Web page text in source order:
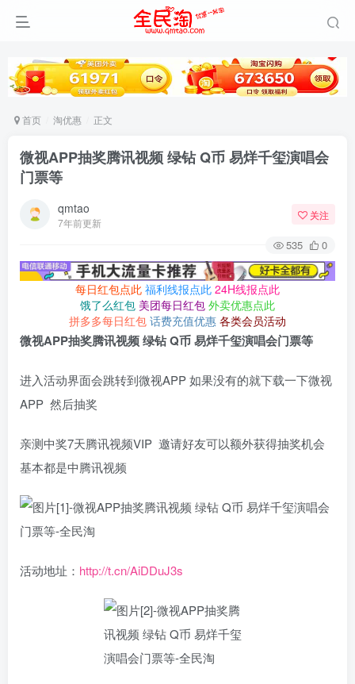
首页 淘优惠 正文
微视APP抽奖腾讯视频 绿钻 Q币 易烊千玺演唱会
门票等
qmtao
7年前更新
关注
535 0
每日红包点此 福利线报点此 24H线报点此
饿了么红包 美团每日红包 外卖优惠点此
拼多多每日红包 话费充值优惠 各类会员活动
微视APP抽奖腾讯视频 绿钻 Q币 易烊千玺演唱会门票等
进入活动界面会跳转到微视APP 如果没有的就下载一下微视
APP 然后抽奖
亲测中奖7天腾讯视频VIP 邀请好友可以额外获得抽奖机会
基本都是中腾讯视频
活动地址： http://t.cn/AiDDuJ3s